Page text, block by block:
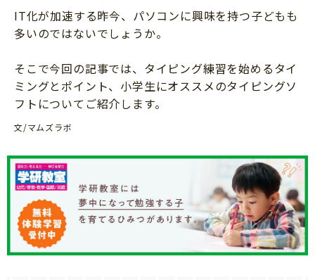
自由研究・工作
本・読書
運動・あそび・ゲーム
英語
習い事
知育
親子でいっしょに
人間関係
おでかけ
家族
健康
IT化が加速する昨今、パソコンに興味を持つ子どもも
多いのではないでしょうか。
そこで今回の記事では、タイピング練習を始めるタイ
ミングとポイント、小学生にオススメのタイピングソ
フトについてご紹介します。
文/マムズラボ